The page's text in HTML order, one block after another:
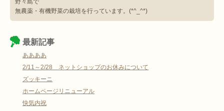
無農薬・有機野菜の栽培を行っています。(*^_^*)
最新記事
ああああ
2/11～2/28 ネットショップのお休みについて
ズッキーニ
ホームページリニューアル
快気内祝